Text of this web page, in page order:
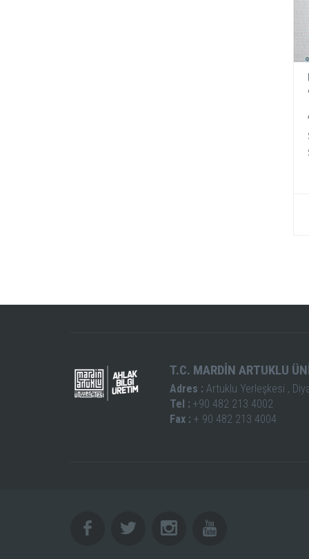
T.C. MARDİN ARTUKLU
Adres : Artuklu Yerleşkesi ,
Tel : +90 482 213 4002
Fax : + 90 482 213 4004